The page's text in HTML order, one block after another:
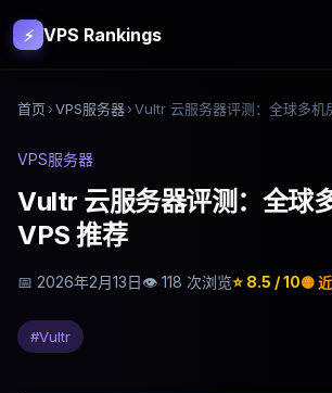
⚡ VPS Rankings
首页 ›VPS服务器›Vultr 云服务器评测：全球多机
VPS服务器
Vultr 云服务器评测：全球
VPS 推荐
📅 2026年2月13日👁 118 次浏览⭐ 8.5 / 10🟡
#Vultr